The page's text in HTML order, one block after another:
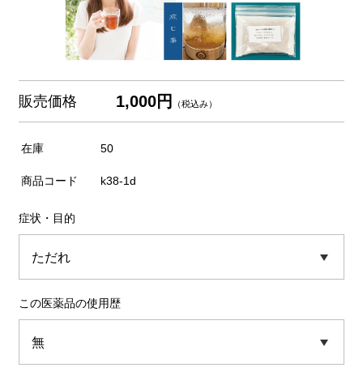
販売価格 1,000円 （税込み）
在庫 50
商品コード k38-1d
症状・目的
この医薬品の使用歴